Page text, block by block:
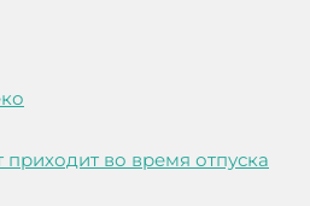
приходит во время отпуска